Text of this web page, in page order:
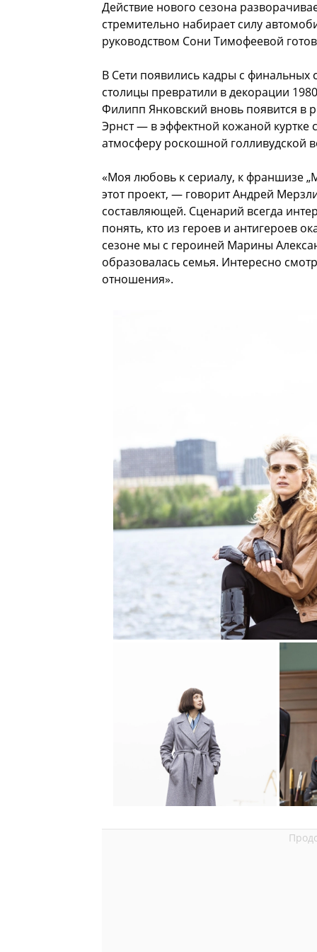
Действие нового сезона
стремительно набирает силу
руководством Сони Тимофеевой
В Сети появились кадры с финальных
столицы превратили в декорации
Филипп Янковский вновь появится в
Эрнст — в эффектной кожаной куртке
атмосферу роскошной голливудской
«Моя любовь к сериалу, к франшизе
этот проект, — говорит Андрей
составляющей. Сценарий всегда
понять, кто из героев и антигероев
сезоне мы с героиней Марины
образовалась семья. Интересно
отношения».